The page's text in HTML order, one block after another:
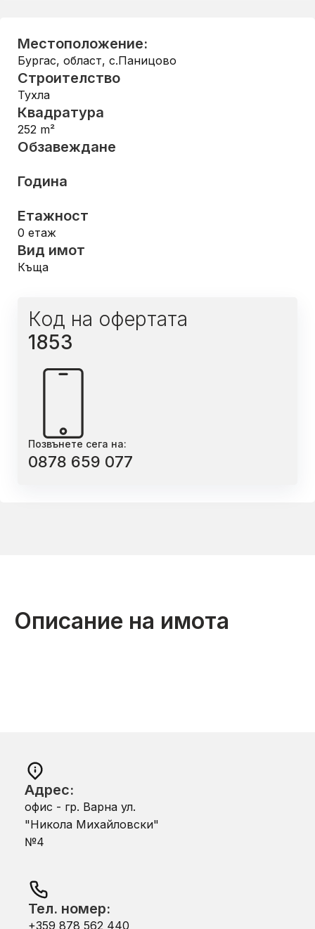
Местоположение:
Бургас, област, с.Паницово
Строителство
Тухла
Квадратура
252 m²
Обзавеждане
Година
Етажност
0 етаж
Вид имот
Къща
Код на офертата
1853
Позвънете сега на:
0878 659 077
Описание на имота
Адрес:
офис - гр. Варна ул.
"Никола Михайловски"
№4
Тел. номер:
+359 878 562 440